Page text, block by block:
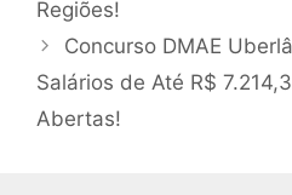
Regiões!
Concurso DMAE
Salários de Até R$
Abertas!